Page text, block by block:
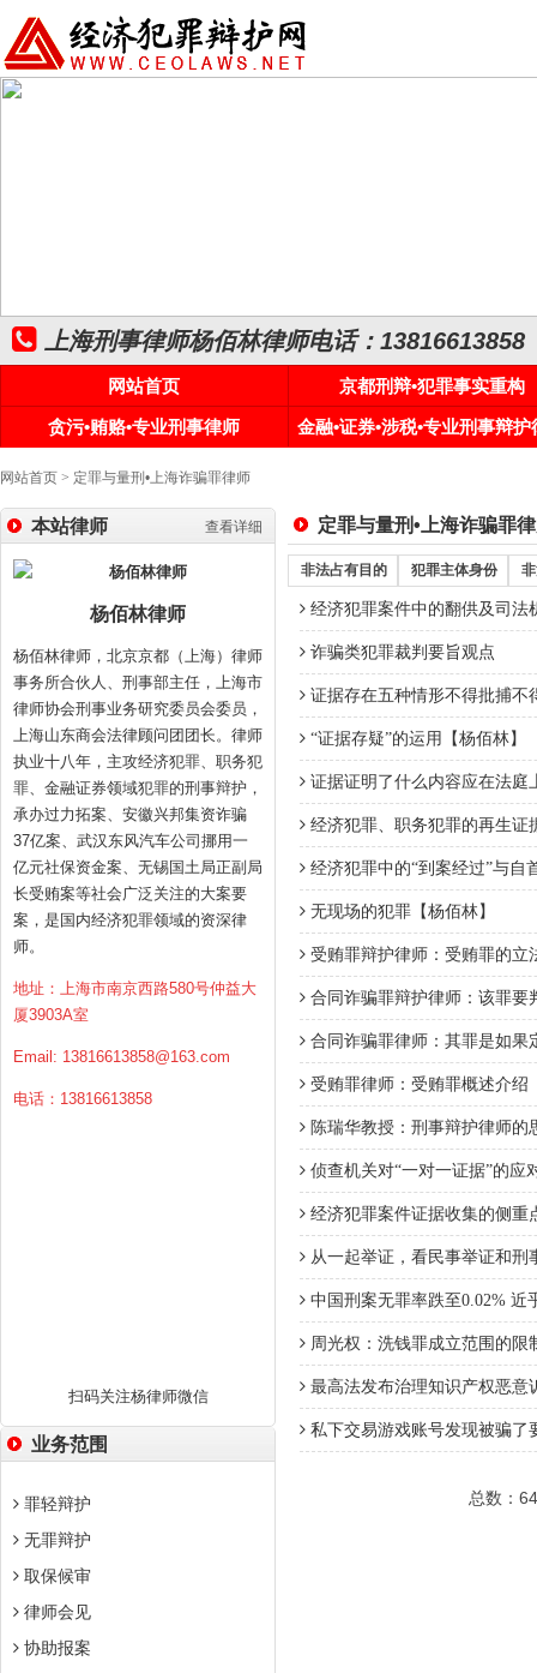
上海刑事律师杨佰林律师电话：13816613858
网站首页
京都刑辩•犯罪事实重构
贪污•贿赂•专业刑事律师
金融•证券•涉税•专业刑事辩护
网站首页 > 定罪与量刑•上海诈骗罪律师
查看详细
本站律师
杨佰林律师
杨佰林律师，北京京都（上海）律师
事务所合伙人、刑事部主任，上海市
律师协会刑事业务研究委员会委员，
上海山东商会法律顾问团团长。律师
执业十八年，主攻经济犯罪、职务犯
罪、金融证券领域犯罪的刑事辩护，
承办过力拓案、安徽兴邦集资诈骗
37亿案、武汉东风汽车公司挪用一
亿元社保资金案、无锡国土局正副局
长受贿案等社会广泛关注的大案要
案，是国内经济犯罪领域的资深律
师。
地址：上海市南京西路580号仲益大
厦3903A室
Email: 13816613858@163.com
电话：13816613858
扫码关注杨律师微信
业务范围
罪轻辩护
无罪辩护
取保候审
律师会见
协助报案
定罪与量刑•上海诈骗罪
非法占有目的 犯罪主体身份
经济犯罪案件中的翻供及司法
诈骗类犯罪裁判要旨观点
证据存在五种情形不得批捕不
“证据存疑”的运用【杨佰林】
证据证明了什么内容应在法庭
经济犯罪、职务犯罪的再生证
经济犯罪中的“到案经过”与自
无现场的犯罪【杨佰林】
受贿罪辩护律师：受贿罪的立
合同诈骗罪辩护律师：该罪要
合同诈骗罪律师：其罪是如果
受贿罪律师：受贿罪概述介绍
陈瑞华教授：刑事辩护律师的
侦查机关对“一对一证据”的应
经济犯罪案件证据收集的侧重
从一起举证，看民事举证和
中国刑案无罪率跌至0.02% 近
周光权：洗钱罪成立范围的限
最高法发布治理知识产权恶意
私下交易游戏账号发现被骗了
总数：